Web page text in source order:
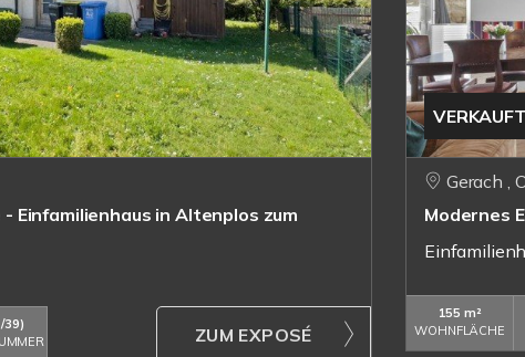
Einfamilienhaus in Altenplos zum
39)
ZUM EXPOSÉ
VERKAUFT
Gerach ,
Modernes
155 m²
WOHNFLÄCHE